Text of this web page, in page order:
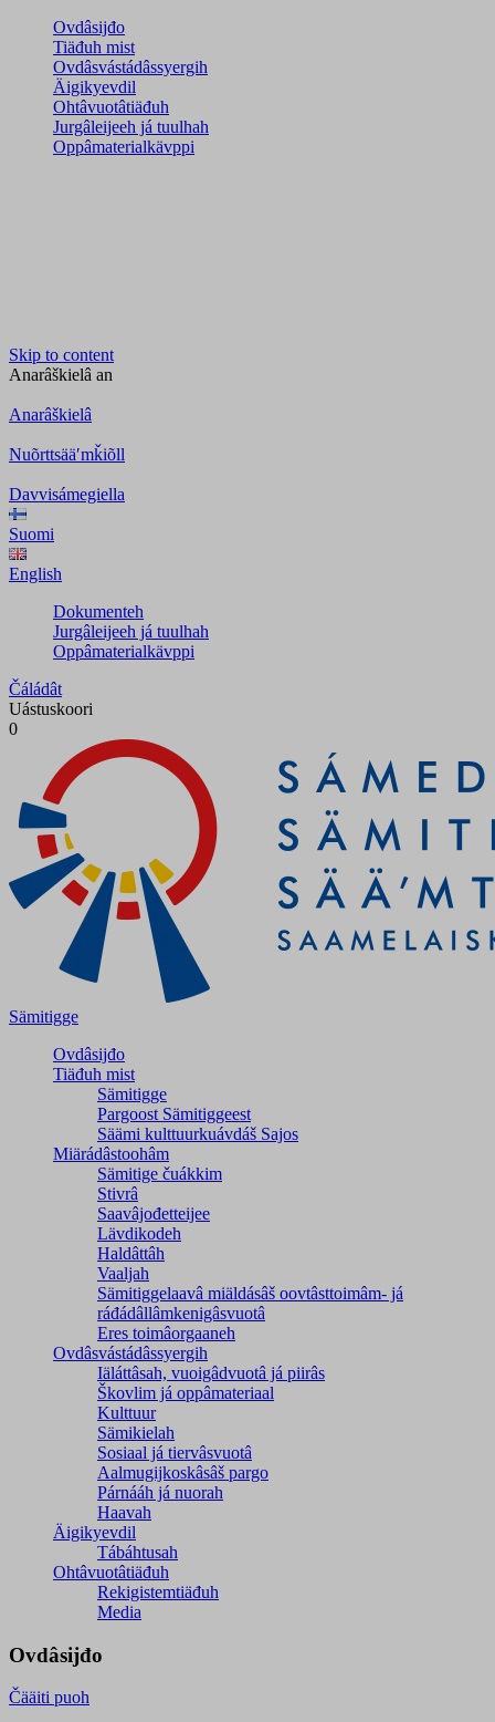
Ovdâsijđo
Tiäđuh mist
Ovdâsvástádâssyergih
Äigikyevdil
Ohtâvuotâtiäđuh
Jurgâleijeeh já tuulhah
Oppâmaterialkävppi
Skip to content
Anarâškielâ an
Anarâškielâ
Nuõrttsääʹmǩiõll
Davvisámegiella
Suomi
English
Dokumenteh
Jurgâleijeeh já tuulhah
Oppâmaterialkävppi
Čáládât
Uástuskoori
0
Sämitigge
Ovdâsijđo
Tiäđuh mist
Sämitigge
Pargoost Sämitiggeest
Säämi kulttuurkuávdáš Sajos
Miärádâstoohâm
Sämitige čuákkim
Stivrâ
Saavâjođetteijee
Lävdikodeh
Haldâttâh
Vaaljah
Sämitiggelaavâ miäldásâš oovtâsttoimâm- já
ráđádâllâmkenigâsvuotâ
Eres toimâorgaaneh
Ovdâsvástádâssyergih
Iäláttâsah, vuoigâdvuotâ já piirâs
Škovlim já oppâmateriaal
Kulttuur
Sämikielah
Sosiaal já tiervâsvuotâ
Aalmugijkoskâsâš pargo
Párnááh já nuorah
Haavah
Äigikyevdil
Tábáhtusah
Ohtâvuotâtiäđuh
Rekigistemtiäđuh
Media
Ovdâsijđo
Čääiti puoh